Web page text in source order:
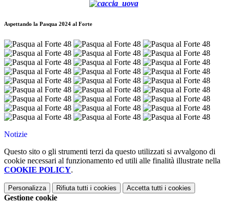
Aspettando la Pasqua 2024 al Forte
Notizie
Questo sito o gli strumenti terzi da questo utilizzati si avvalgono di
cookie necessari al funzionamento ed utili alle finalità illustrate nella
COOKIE POLICY.
Personalizza Rifiuta tutti i cookies Accetta tutti i cookies
Gestione cookie